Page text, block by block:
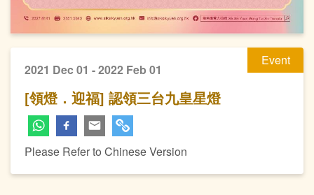
Event
2021 Dec 01 - 2022 Feb 01
[領燈．迎福] 認領三台九皇星燈
Please Refer to Chinese Version